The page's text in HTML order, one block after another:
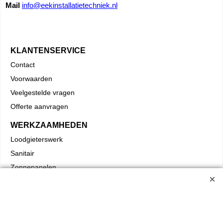
Mail info@eekinstallatietechniek.nl
KLANTENSERVICE
Contact
Voorwaarden
Veelgestelde vragen
Offerte aanvragen
WERKZAAMHEDEN
Loodgieterswerk
Sanitair
Zonnepanelen